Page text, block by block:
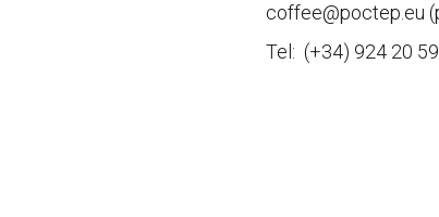
coffee@poctep.eu
Tel: (+34) 924 20